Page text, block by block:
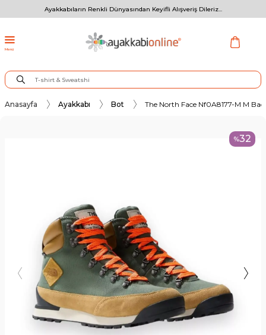
Ayakkabıların Renkli Dünyasından Keyifli Alışveriş Dileriz...
Menü
Anasayfa Ayakkabı Bot The North Face Nf0A8177-M M
%32